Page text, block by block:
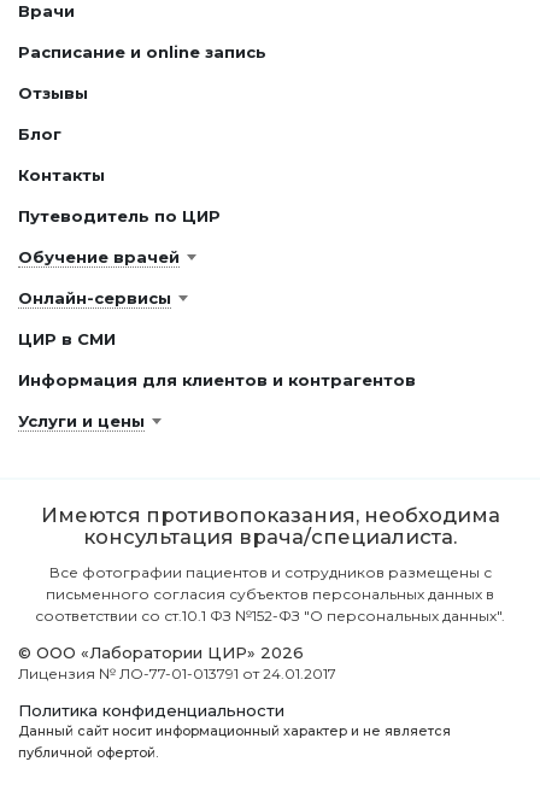
Врачи
Расписание и online запись
Отзывы
Блог
Контакты
Путеводитель по ЦИР
Обучение врачей
Онлайн-сервисы
ЦИР в СМИ
Информация для клиентов и контрагентов
Услуги и цены
Имеются противопоказания, необходима
консультация врача/специалиста.
Все фотографии пациентов и сотрудников размещены с
письменного согласия субъектов персональных данных в
соответствии со ст.10.1 ФЗ №152-ФЗ "О персональных данных".
© ООО «Лаборатории ЦИР» 2026
Лицензия № ЛО-77-01-013791 от 24.01.2017
Политика конфиденциальности
Данный сайт носит информационный характер и не является
публичной офертой.